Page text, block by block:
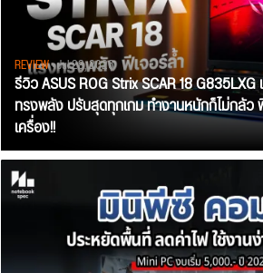
REVIEW• Jul 28, 2026
รีวิว ASUS ROG Strix SCAR 18
ทรงพลัง ปรับสุดทุกเกม ทำงานหนักก็ไม่กลัว
เครื่อง!!